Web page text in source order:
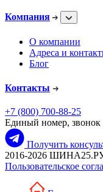
Компания
О компании
Адреса и
Блог
Контакты
+7 (800) 700-88-25
Единый номер, звонок
Получить
2016-2026
Пользовательское